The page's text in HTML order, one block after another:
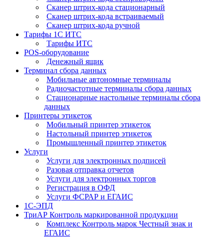
Сканер штрих-кода стационарный
Сканер штрих-кода встраиваемый
Сканер штрих-кода ручной
Тарифы 1С ИТС
Тарифы ИТС
POS-оборудование
Денежный ящик
Терминал сбора данных
Мобильные автономные терминалы
Радиочастотные терминалы сбора данных
Стационарные настольные терминалы сбора
данных
Принтеры этикеток
Мобильный принтер этикеток
Настольный принтер этикеток
Промышленный принтер этикеток
Услуги
Услуги для электронных подписей
Разовая отправка отчетов
Услуги для электронных торгов
Регистрация в ОФД
Услуги ФСРАР и ЕГАИС
1С-ЭПД
ТриАР Контроль маркированной продукции
Комплекс Контроль марок Честный знак и
ЕГАИС